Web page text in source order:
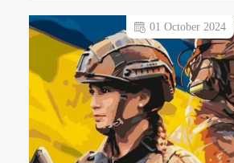
01 October 2024